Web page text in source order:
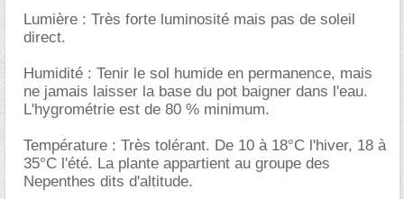
Lumière : Très forte luminosité mais pas de soleil
direct.
Humidité : Tenir le sol humide en permanence, mais
ne jamais laisser la base du pot baigner dans l'eau.
L'hygrométrie est de 80 % minimum.
Température : Très tolérant. De 10 à 18°C l'hiver, 18 à
35°C l'été. La plante appartient au groupe des
Nepenthes dits d'altitude.